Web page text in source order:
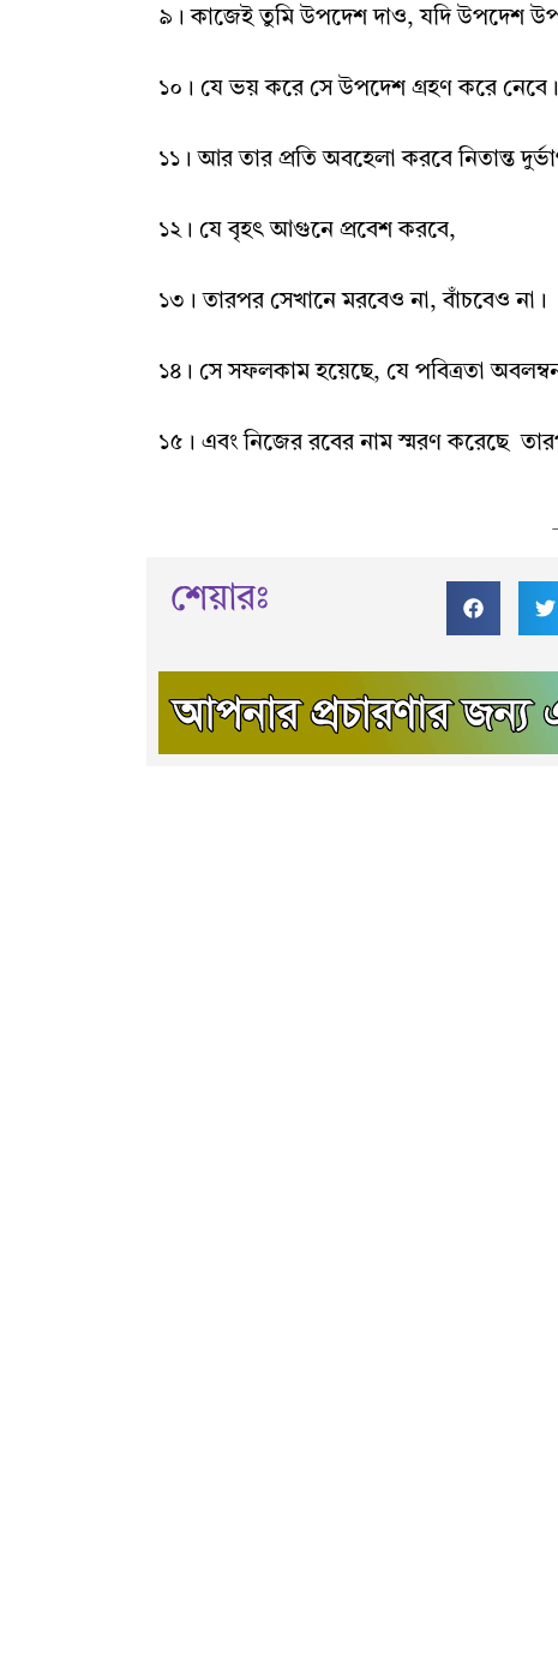
৯ । কাজেই তুমি উপদেশ দাও,যদি উপদেশ
১০ । যে ভয় করে সে উপদেশ গ্রহণ করে নেবে ।
১১ । আর তার প্রতি অবহেলা করবে নিতান্ত
১২। যে বৃহৎ আগুনে প্রবেশ করবে,
১৩ । তারপর সেখানে মরবেও না,বাঁচবেও না ।
১৪ । সে সফলকাম হয়েছে, যে পবিত্রতা
১৫ । এবং নিজের রবের নাম স্মরণ করেছে
শেয়ারঃ